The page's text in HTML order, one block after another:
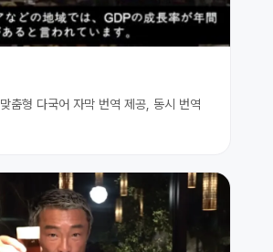
춤형 다국어 자막 번역 제공, 동시 번역